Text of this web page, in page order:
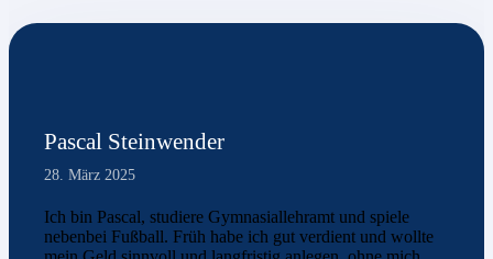
Pascal Steinwender
28. März 2025
Ich bin Pascal, studiere Gymnasiallehramt und spiele
nebenbei Fußball. Früh habe ich gut verdient und wollte